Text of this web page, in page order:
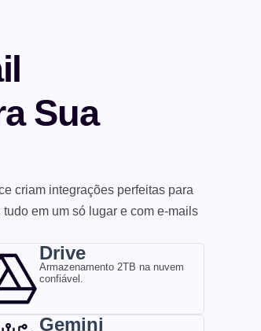
Sua
criam integrações perfeitas para
em um só lugar e com e-mails
Drive
Armazenamento 2TB na nuvem
confiável.
Gemini